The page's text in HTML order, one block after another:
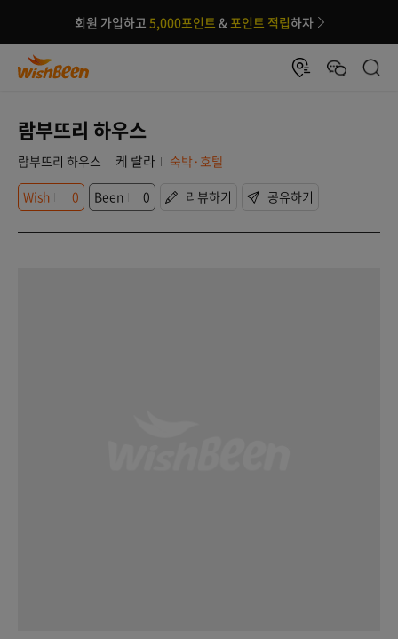
회원 가입하고 5,000포인트 &포인트 적립하자
람부뜨리 하우스
람부뜨리 하우스 케 랄라
숙박·호텔
Wish
0 Been 0 리뷰하기 공유하기